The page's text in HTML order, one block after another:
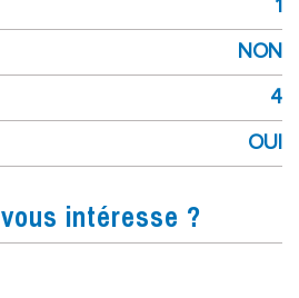
1
NON
4
OUI
vous intéresse ?